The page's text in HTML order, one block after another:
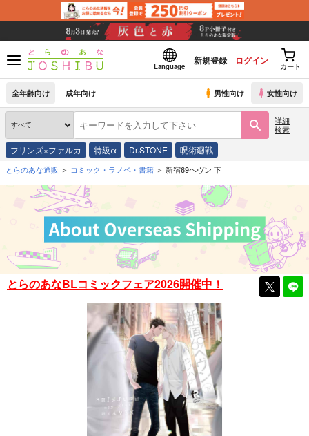
Language
新規登録 ログイン
カート
全年齢向け 成年向け 男性向け 女性向け
詳細
検索
フリンズ×ファルカ 特級α Dr.STONE 呪術廻戦
とらのあな通販 コミック・ラノベ・書籍 新宿69ヘヴン 下
とらのあなBLコミックフェア2026開催中！